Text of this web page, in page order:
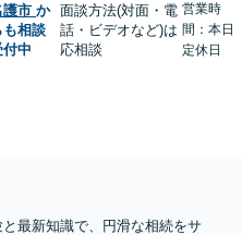
護市 か
も相談
付中
面談方法(対面・電
話・ビデオなど)は
応相談
営業時
間：本日
定休日
最新知識で、円滑な相続をサ